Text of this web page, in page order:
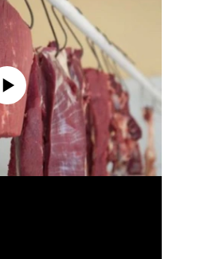
currently available